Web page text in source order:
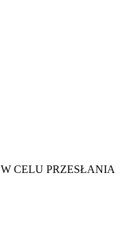
W CELU PRZESŁANIA